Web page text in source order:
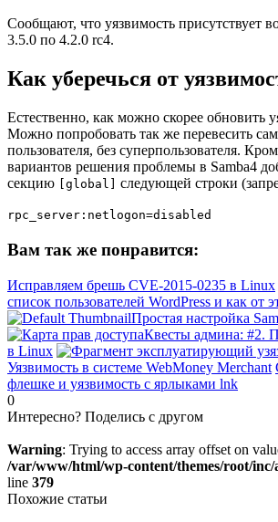
Сообщают, что уязвимость присутствует
3.5.0 по 4.2.0 rc4.
Как уберечься от
Естественно, как можно скорее обновить
Можно попробовать так же перевесить
пользователя, без суперпользователя.
вариантов решения проблемы в Samba4
секцию
[global] следующей строки
rpc_server:netlogon=disabled
Вам так же понравится:
Исправляем брешь CVE-2015-0235 в Linux
список пользователей WordPress и как от
Простая настройка
Квесты админа: #2.
в Linux
Уязвимость в системе WebMoney Merchant
флешке и уязвимость с ярлыками lnk
0
Интересно? Поделись с другом
Warning: Trying to access array offset on
/var/www/html/wp-content/themes/root/
line 379
Похожие статьи